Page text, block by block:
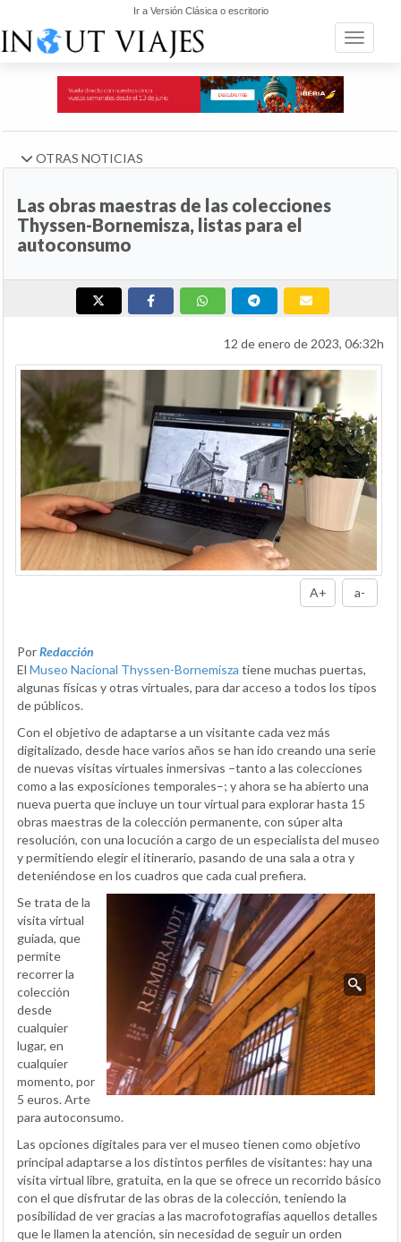
Ir a Versión Clásica o escritorio
Toggle
OTRAS NOTICIAS
Las obras maestras de las colecciones
Thyssen-Bornemisza, listas para el
autoconsumo
12 de enero de 2023, 06:32h
A+ a-
PorRedacción
El Museo Nacional Thyssen-Bornemisza tiene muchas puertas,
algunas físicas y otras virtuales, para dar acceso a todos los tipos
de públicos.
Con el objetivo de adaptarse a un visitante cada vez más
digitalizado, desde hace varios años se han ido creando una serie
de nuevas visitas virtuales inmersivas –tanto a las colecciones
como a las exposiciones temporales–; y ahora se ha abierto una
nueva puerta que incluye un tour virtual para explorar hasta 15
obras maestras de la colección permanente, con súper alta
resolución, con una locución a cargo de un especialista del museo
y permitiendo elegir el itinerario, pasando de una sala a otra y
deteniéndose en los cuadros que cada cual prefiera.
Se trata de la
visita virtual
guiada, que
permite
recorrer la
colección
desde
cualquier
lugar, en
cualquier
momento, por
5 euros. Arte
para autoconsumo.
Las opciones digitales para ver el museo tienen como objetivo
principal adaptarse a los distintos perfiles de visitantes: hay una
visita virtual libre, gratuita, en la que se ofrece un recorrido básico
con el que disfrutar de las obras de la colección, teniendo la
posibilidad de ver gracias a las macrofotografías aquellos detalles
que le llamen la atención, sin necesidad de seguir un orden